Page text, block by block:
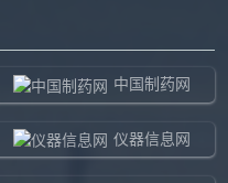
中国制药网
仪器信息网